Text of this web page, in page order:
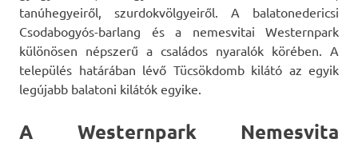
tanúhegyeiről, szurdokvölgyeiről. A balatonedericsi
Csodabogyós-barlang és a nemesvitai Westernpark
különösen népszerű a családos nyaralók körében. A
település határában lévő Tücsökdomb kilátó az egyik
legújabb balatoni kilátók egyike.
A Westernpark Nemesvita